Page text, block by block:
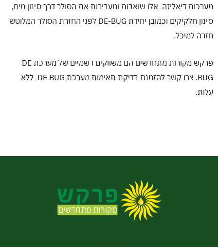
מערכות דיאליזה אלו שואבות ומעבירות את הסולר דרך סינון מים,
סינון חלקיקים וכמובן יחידת DE-BUG לפני החזרת הסולר המלוטש
חזרה למיכל.
פרקש מקורות מתחדשים הם משווקים רשמיים של מערכת DE
BUG. צרו קשר להזמנת בדיקת תאימות מערכת DE BUG ללא
עלות.